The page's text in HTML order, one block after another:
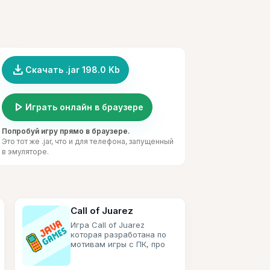
file_download Скачать .jar 198.0 Kb
play_arrow Играть онлайн в браузере
Попробуй игру прямо в браузере.
Это тот же .jar, что и для телефона, запущенный
в эмуляторе.
Call of Juarez
Игра Call of Juarez
которая разработана по
мотивам игры с ПК, про